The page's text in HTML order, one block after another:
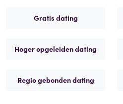
Gratis dating
Hoger opgeleiden dating
Regio gebonden dating